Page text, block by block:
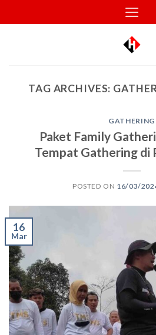
to
TAG ARCHIVES:
GATHERING
Paket Family
Tempat Gathering di
POSTED ON 16/03/
16
Mar